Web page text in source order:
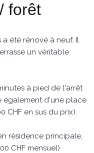
forêt
a été rénové à neuf. Il
un véritable
à pied de l'arrêt
également d'une place
CHF en sus du prix).
résidence principale,
CHF mensuel)